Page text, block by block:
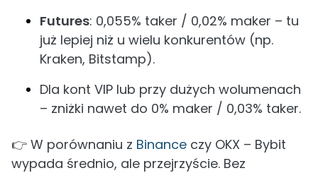
Futures: 0,055% taker / 0,02% maker – tu
już lepiej niż u wielu konkurentów (np.
Kraken, Bitstamp).
Dla kont VIP lub przy dużych wolumenach
– zniżki nawet do 0% maker / 0,03% taker.
👉 W porównaniu z Binance czy OKX – Bybit
wypada średnio, ale przejrzyście. Bez